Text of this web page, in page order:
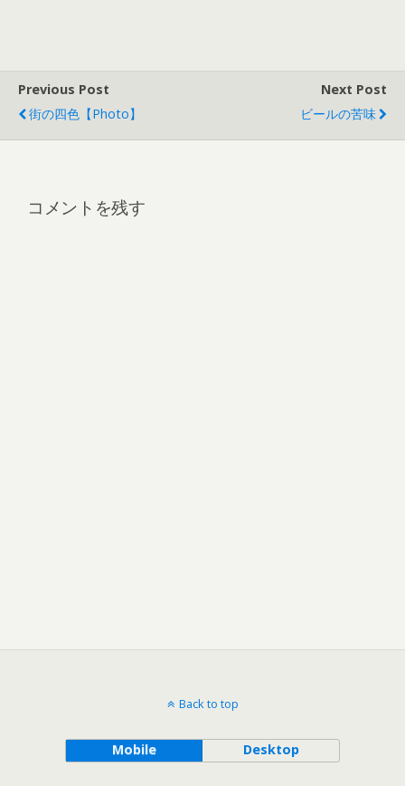
Previous Post
街の四色【Photo】
Next Post
ビールの苦味
コメントを残す
Back to top
Mobile Desktop